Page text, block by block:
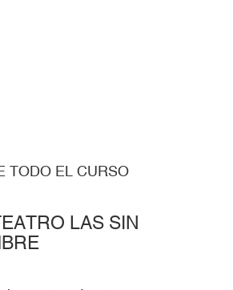
TODO EL CURSO
LAS SIN